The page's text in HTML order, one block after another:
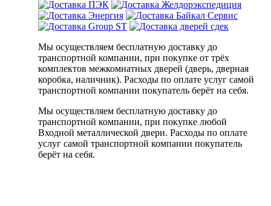
Мы осуществляем бесплатную доставку до
транспортной компании, при покупке от трёх
комплектов межкомнатных дверей (дверь, дверная
коробка, наличник). Расходы по оплате услуг самой
транспортной компании покупатель берёт на себя.
Мы осуществляем бесплатную доставку до
транспортной компании, при покупке любой
Входной металлической двери. Расходы по оплате
услуг самой транспортной компании покупатель
берёт на себя.